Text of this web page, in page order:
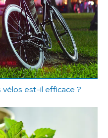
vélos est-il efficace ?